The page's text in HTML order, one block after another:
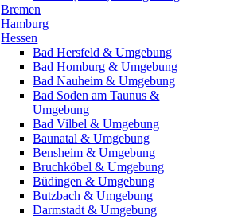
Bremen
Hamburg
Hessen
Bad Hersfeld & Umgebung
Bad Homburg & Umgebung
Bad Nauheim & Umgebung
Bad Soden am Taunus &
Umgebung
Bad Vilbel & Umgebung
Baunatal & Umgebung
Bensheim & Umgebung
Bruchköbel & Umgebung
Büdingen & Umgebung
Butzbach & Umgebung
Darmstadt & Umgebung